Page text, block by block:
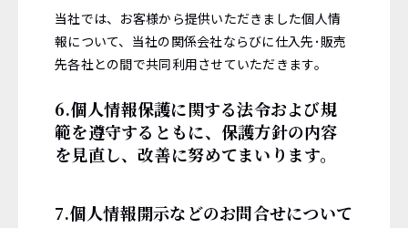
当社では、お客様から提供いただきました個人情
報について、当社の関係会社ならびに仕入先･販売
先各社との間で共同利用させていただきます。
6.個人情報保護に関する法令および規
範を遵守するともに、保護方針の内容
を見直し、改善に努めてまいります。
7.個人情報開示などのお問合せについて